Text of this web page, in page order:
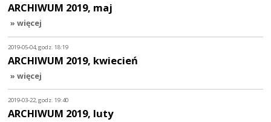
ARCHIWUM 2019, maj
» więcej
2019-05-04, godz. 18:19
ARCHIWUM 2019, kwiecień
» więcej
2019-03-22, godz. 19:40
ARCHIWUM 2019, luty